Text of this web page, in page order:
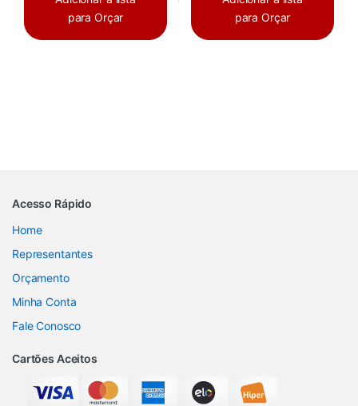
para Orçar
para Orçar
Acesso Rápido
Home
Representantes
Orçamento
Minha Conta
Fale Conosco
Cartões Aceitos